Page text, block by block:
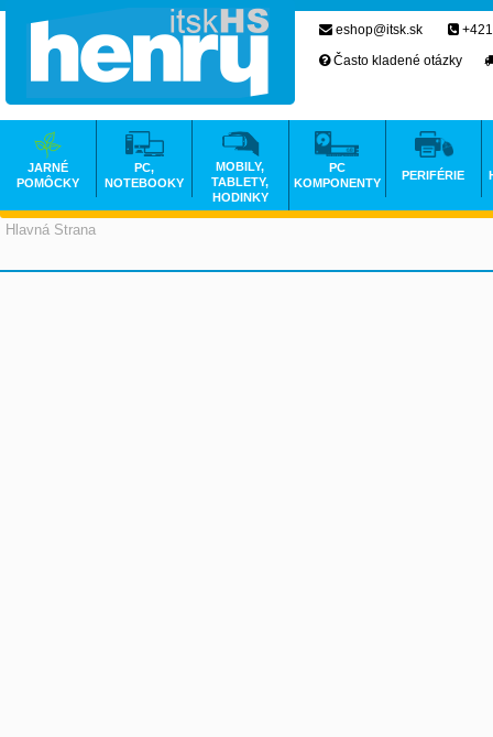
Hlavná Strana
eshop@itsk.sk
Často kladené otázky
JARNÉ
POMÔCKY
PC,
NOTEBOOKY
MOBILY,
TABLETY,
HODINKY
PC
KOMPONENTY
PERIFÉRIE